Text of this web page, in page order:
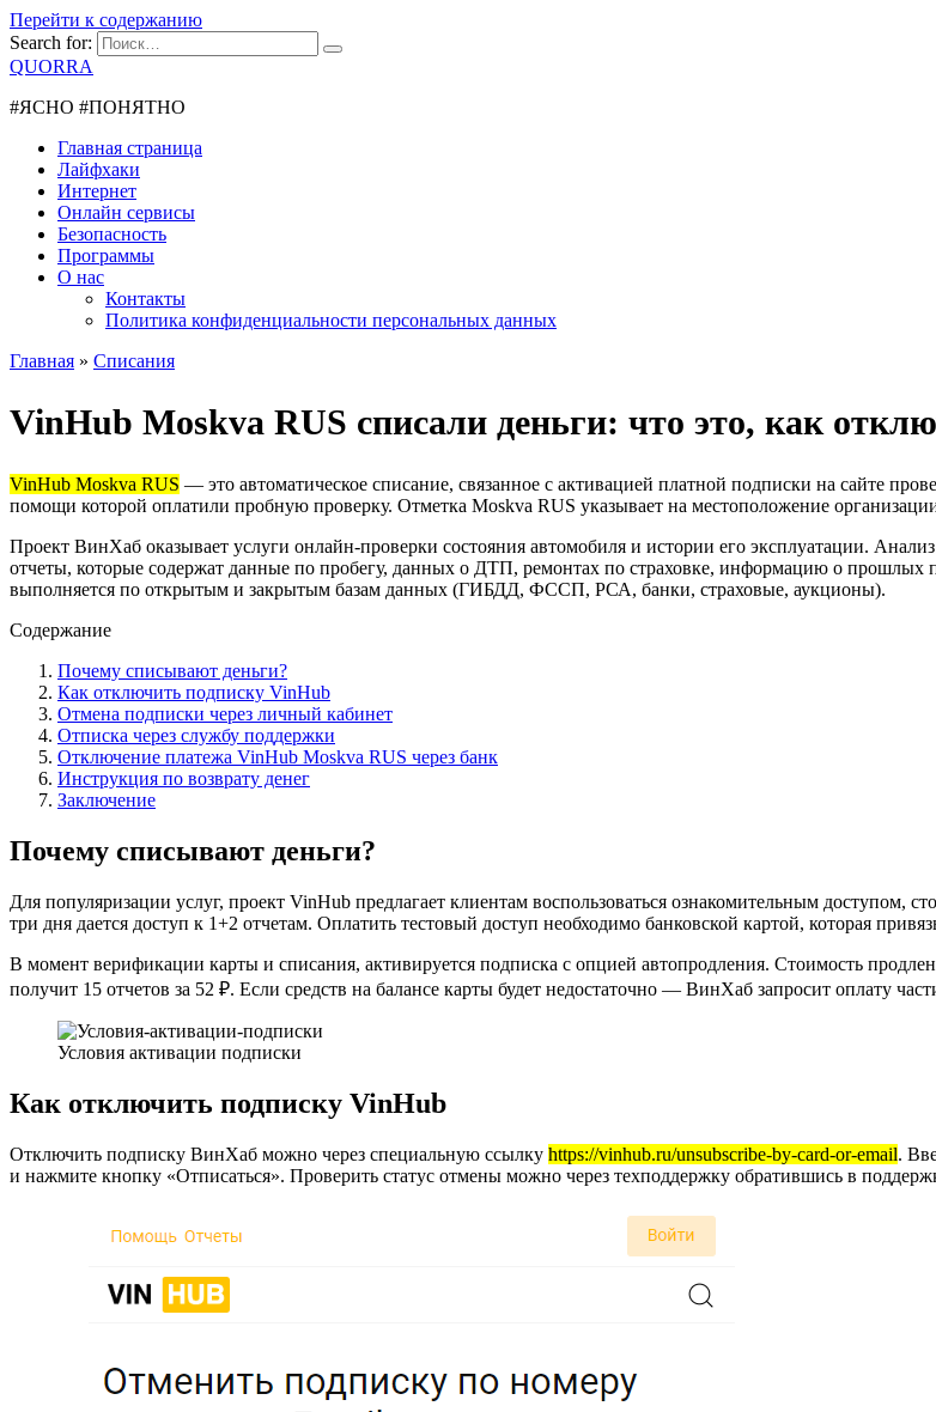
Перейти к содержанию
Search for:
QUORRA
#ЯСНО #ПОНЯТНО
Главная страница
Лайфхаки
Интернет
Онлайн сервисы
Безопасность
Программы
О нас
Контакты
Политика конфиденциальности персональных данных
Главная » Списания
VinHub Moskva RUS списали деньги: что это, как
VinHub Moskva RUS — это автоматическое списание, связанное с активацией платной подписки на сайте
помощи которой оплатили пробную проверку. Отметка Moskva RUS указывает на местоположение
Проект ВинХаб оказывает услуги онлайн-проверки состояния автомобиля и истории его эксплуатации.
отчеты, которые содержат данные по пробегу, данных о ДТП, ремонтах по страховке, информацию о прошлых
выполняется по открытым и закрытым базам данных (ГИБДД, ФССП, РСА, банки, страховые, аукционы).
Содержание
Почему списывают деньги?
Как отключить подписку VinHub
Отмена подписки через личный кабинет
Отписка через службу поддержки
Отключение платежа VinHub Moskva RUS через банк
Инструкция по возврату денег
Заключение
Почему списывают деньги?
Для популяризации услуг, проект VinHub предлагает клиентам воспользоваться ознакомительным доступом,
три дня дается доступ к 1+2 отчетам. Оплатить тестовый доступ необходимо банковской картой, которая
В момент верификации карты и списания, активируется подписка с опцией автопродления. Стоимость
получит 15 отчетов за 52 ₽. Если средств на балансе карты будет недостаточно — ВинХаб запросит оплату
Условия активации подписки
Как отключить подписку VinHub
Отключить подписку ВинХаб можно через специальную ссылку https://vinhub.ru/unsubscribe-by-card-or-email.
и нажмите кнопку «Отписаться». Проверить статус отмены можно через техподдержку обратившись в